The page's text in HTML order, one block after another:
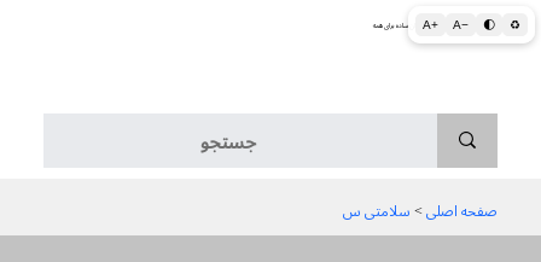
A+ A− 🌓 ♻ اطلاعات پزشکی و بهداشتی به زبان ساده برای همه
صفحه اصلی > سلامتی س